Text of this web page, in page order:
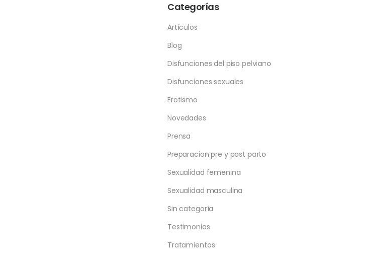
Categorías
Artículos
Blog
Disfunciones del piso pelviano
Disfunciones sexuales
Erotismo
Novedades
Prensa
Preparacion pre y post parto
Sexualidad femenina
Sexualidad masculina
Sin categoría
Testimonios
Tratamientos